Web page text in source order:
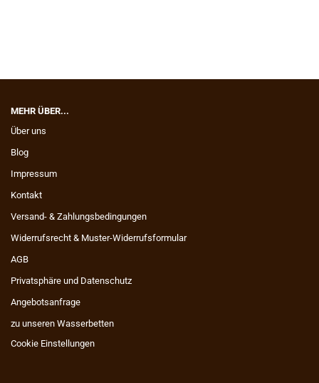
MEHR ÜBER...
Über uns
Blog
Impressum
Kontakt
Versand- & Zahlungsbedingungen
Widerrufsrecht & Muster-Widerrufsformular
AGB
Privatsphäre und Datenschutz
Angebotsanfrage
zu unseren Wasserbetten
Cookie Einstellungen